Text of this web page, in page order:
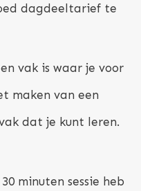
dagdeeltarief te
vak is waar je voor
maken van een
dat je kunt leren.
minuten sessie heb